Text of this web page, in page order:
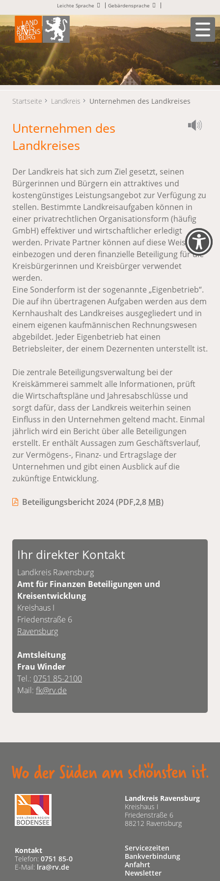
Leichte Sprache Gebärdensprache
Startseite Landkreis Unternehmen des Landkreises
Unternehmen des
Landkreises
Der Landkreis hat sich zum Ziel gesetzt, seinen
Bürgerinnen und Bürgern ein attraktives und
kostengünstiges Leistungsangebot zur Verfügung zu
stellen. Bestimmte Landkreisaufgaben können in
einer privatrechtlichen Organisationsform (häufig
GmbH) effektiver und wirtschaftlicher erledigt
werden. Private Partner können auf diese Weise
einbezogen und deren finanzielle Beteiligung für die
Kreisbürgerinnen und Kreisbürger verwendet
werden.
Eine Sonderform ist der sogenannte „Eigenbetrieb“.
Die auf ihn übertragenen Aufgaben werden aus dem
Kernhaushalt des Landkreises ausgegliedert und in
einem eigenen kaufmännischen Rechnungswesen
abgebildet. Jeder Eigenbetrieb hat einen
Betriebsleiter, der einem Dezernenten unterstellt ist.
Die zentrale Beteiligungsverwaltung bei der
Kreiskämmerei sammelt alle Informationen, prüft
die Wirtschaftspläne und Jahresabschlüsse und
sorgt dafür, dass der Landkreis weiterhin seinen
Einfluss in den Unternehmen geltend macht. Einmal
jährlich wird ein Bericht über alle Beteiligungen
erstellt. Er enthält Aussagen zum Geschäftsverlauf,
zur Vermögens-, Finanz- und Ertragslage der
Unternehmen und gibt einen Ausblick auf die
zukünftige Entwicklung.
Beteiligungsbericht 2024(PDF,2,8 MB)
Ihr direkter Kontakt
Landkreis Ravensburg
Amt für Finanzen Beteiligungen und
Kreisentwicklung
Kreishaus I
Friedenstraße 6
Ravensburg
Amtsleitung
Frau Winder
Tel.: 0751 85-2100
Mail: fk@rv.de
Landkreis Ravensburg
Kreishaus I
Friedenstraße 6
88212 Ravensburg
Kontakt
Telefon: 0751 85-0
E-Mail: lra@rv.de
Servicezeiten
Bankverbindung
Anfahrt
Newsletter